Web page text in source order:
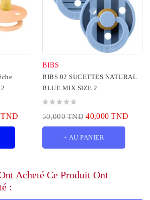
BIBS
BIBS 02 SUCETTES NATURAL
BLUE MIX SIZE 2
50,000 TND 40,000 TND
+ AU PANIER
Acheté Ce Produit Ont
: